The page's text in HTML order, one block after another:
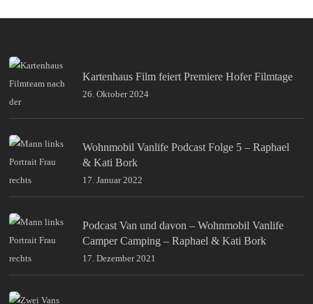
Kartenhaus Film feiert Premiere Hofer Filmtage
26. Oktober 2024
Wohnmobil Vanlife Podcast Folge 5 – Raphael
& Kati Bork
17. Januar 2022
Podcast Van und davon – Wohnmobil Vanlife
Camper Camping – Raphael & Kati Bork
17. Dezember 2021